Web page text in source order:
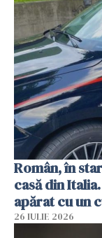
Român, în
casă din
apărat cu un
26 IULIE 2026